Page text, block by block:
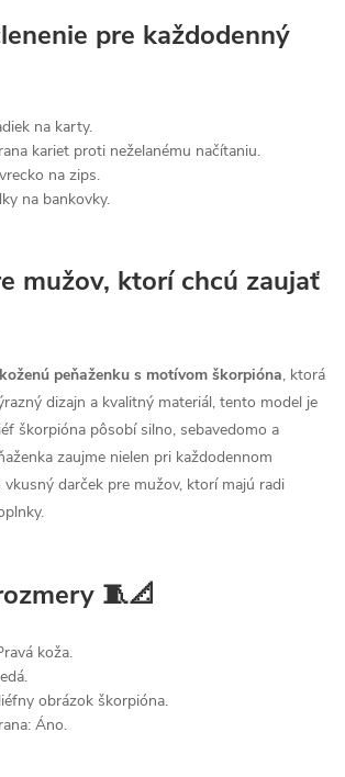
pre každodenný
na karty.
kariet proti neželanému načítaniu.
na zips.
na bankovky.
mužov, ktorí chcú zaujať
peňaženku s motívom škorpióna, ktorá
dizajn a kvalitný materiál, tento model je
škorpióna pôsobí silno, sebavedomo a
zaujme nielen pri každodennom
vkusný darček pre mužov, ktorí majú radi
🧵📐
koža.
obrázok škorpióna.
Áno.